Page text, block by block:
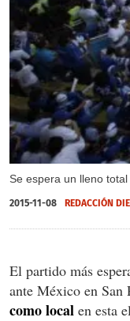
Se espera un lleno
2015-11-08 REDACCIÓN
El partido más
ante México en San
como local en esta